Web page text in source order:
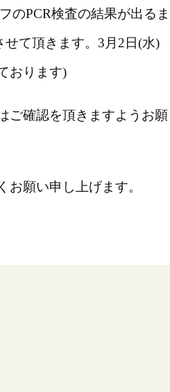
のPCR検査の結果が出るま
せて頂きます。3月2日(水)
おります)
ご確認を頂きますようお願
願い申し上げます。